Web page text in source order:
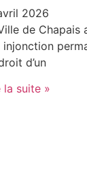
2026
de Chapais
injonction
d’un
la suite »